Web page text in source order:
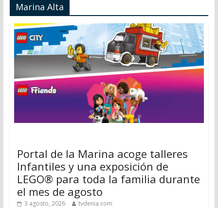
Marina Alta
Portal de la Marina acoge talleres
Infantiles y una exposición de
LEGO® para toda la familia durante
el mes de agosto
3 agosto, 2026 tvdenia.com